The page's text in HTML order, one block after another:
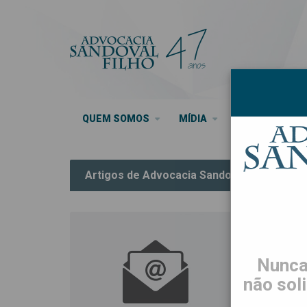
QUEM SOMOS MÍDIA SEUS
Artigos de Advocacia Sandoval Filho
Confira a
2026.
não